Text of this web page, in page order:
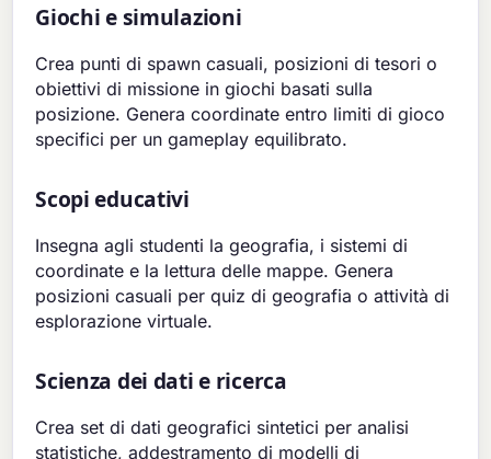
Giochi e simulazioni
Crea punti di spawn casuali, posizioni di tesori o
obiettivi di missione in giochi basati sulla
posizione. Genera coordinate entro limiti di gioco
specifici per un gameplay equilibrato.
Scopi educativi
Insegna agli studenti la geografia, i sistemi di
coordinate e la lettura delle mappe. Genera
posizioni casuali per quiz di geografia o attività di
esplorazione virtuale.
Scienza dei dati e ricerca
Crea set di dati geografici sintetici per analisi
statistiche, addestramento di modelli di